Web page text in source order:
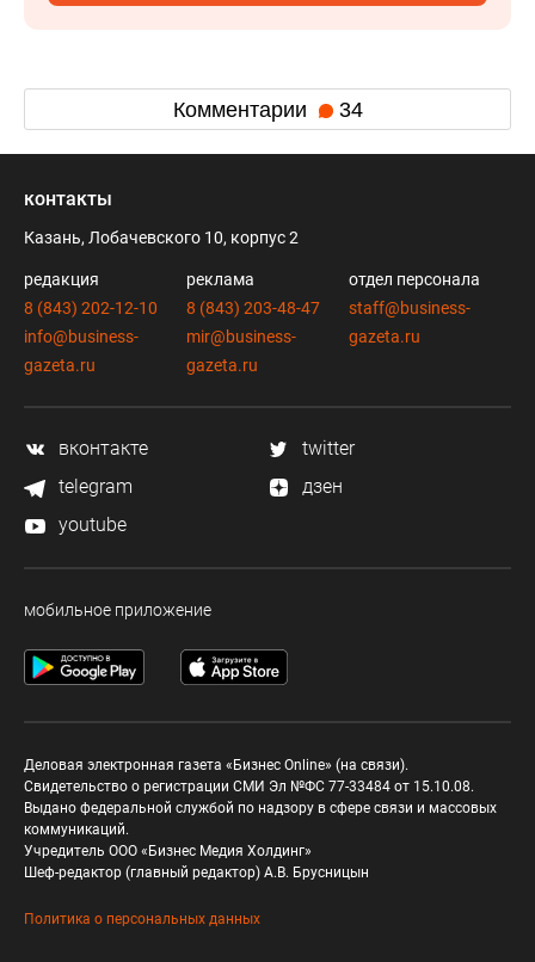
Комментарии 34
контакты
Казань, Лобачевского 10, корпус 2
редакция
8 (843) 202-12-10
info@business-
gazeta.ru
реклама
8 (843) 203-48-47
mir@business-
gazeta.ru
отдел персонала
staff@business-
gazeta.ru
вконтакте
twitter
telegram
дзен
youtube
мобильное приложение
Деловая электронная газета «Бизнес Online» (на связи).
Свидетельство о регистрации СМИ Эл №ФС 77-33484 от 15.10.08.
Выдано федеральной службой по надзору в сфере связи и массовых
коммуникаций.
Учредитель ООО «Бизнес Медия Холдинг»
Шеф-редактор (главный редактор) А.В. Брусницын
Политика о персональных данных